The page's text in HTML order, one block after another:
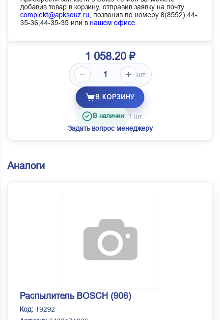
добавив товар в корзину, отправив заявку на почту
complekt@apksouz.ru,
позвонив по номеру 8(8552) 44-
35-36,44-35-35 или в нашем офисе
1 058.20 ₽
шт.
В КОРЗИНУ
В наличии 1 шт.
Задать вопрос менеджеру
Аналоги
Распылитель BOSCH (906)
Код: 19292